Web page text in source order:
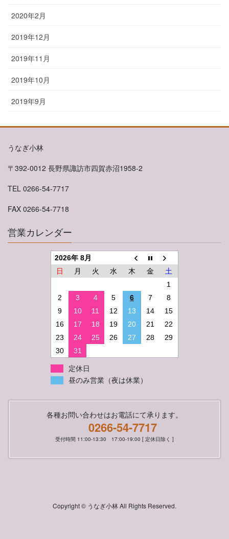
2020年2月
2019年12月
2019年11月
2019年10月
2019年9月
うなぎ小林
〒392-0012 長野県諏訪市四賀赤沼1958-2
TEL 0266-54-7717
FAX 0266-54-7718
営業カレンダー
2026年 8月
日
月 火 水 木 金
土
1
2
3 4 5 6 7
8
9
10 11 12 13 14
15
16
17 18 19 20 21
22
23
24 25 26 27 28
29
30
31
定休日
昼のみ営業（夜は休業）
各種お問い合わせはお電話にて承ります。
0266-54-7717
受付時間 11:00-13:30 17:00-19:00 [ 定休日除く ]
Copyright © うなぎ小林 All Rights Reserved.